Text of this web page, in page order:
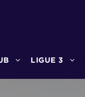
LIGUE 3